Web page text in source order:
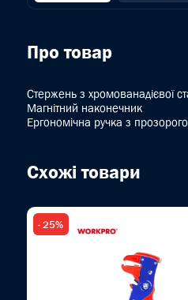
Про товар
Стержень з хромованадієвої
Магнітний наконечник
Ергономічна ручка з
Схожі товари
- 25%